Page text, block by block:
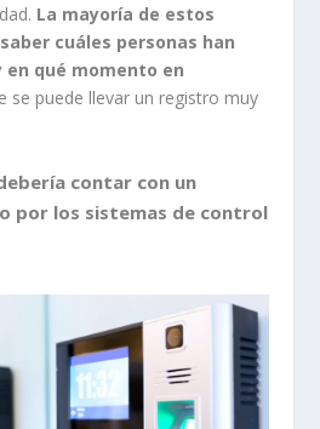
La mayoría de estos
cuáles personas han
qué momento en
se puede llevar un registro muy
contar con un
por los sistemas de control